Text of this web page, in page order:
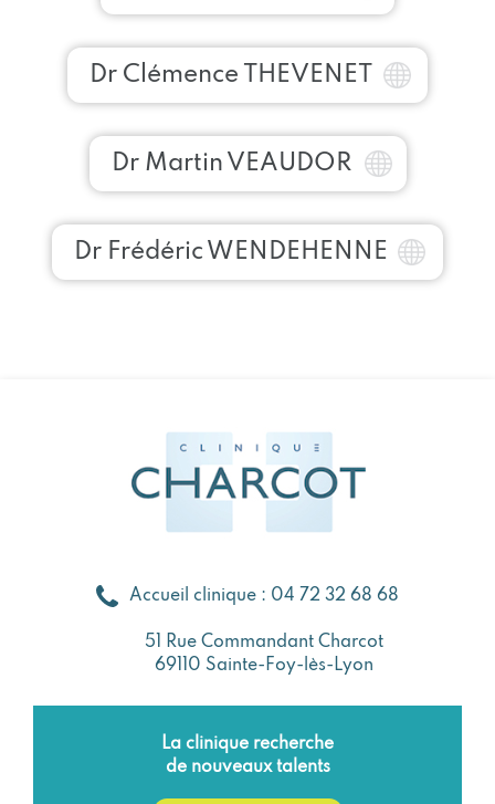
Dr Clémence THEVENET
Dr Martin VEAUDOR
Dr Frédéric WENDEHENNE
Accueil clinique : 04 72 32 68 68
51 Rue Commandant Charcot
69110 Sainte-Foy-lès-Lyon
La clinique recherche
de nouveaux talents